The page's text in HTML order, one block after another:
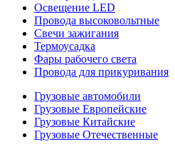
Освещение LED
Провода высоковольтные
Свечи зажигания
Термоусадка
Фары рабочего света
Провода для прикуривания
Грузовые автомобили
Грузовые Европейские
Грузовые Китайские
Грузовые Отечественные